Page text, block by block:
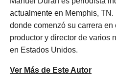
actualmente en Memphis,
donde comenzó su carrera
productor y director de varios
en Estados Unidos.
Ver Más de Este Autor